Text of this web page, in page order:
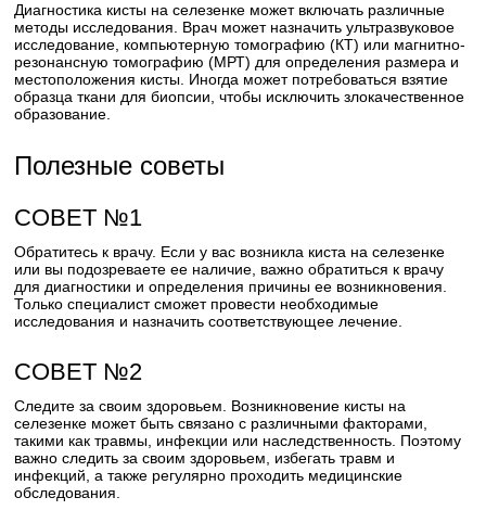
Диагностика кисты на селезенке может включать различные
методы исследования. Врач может назначить ультразвуковое
исследование, компьютерную томографию (КТ) или магнитно-
резонансную томографию (МРТ) для определения размера и
местоположения кисты. Иногда может потребоваться взятие
образца ткани для биопсии, чтобы исключить злокачественное
образование.
Полезные советы
СОВЕТ №1
Обратитесь к врачу. Если у вас возникла киста на селезенке
или вы подозреваете ее наличие, важно обратиться к врачу
для диагностики и определения причины ее возникновения.
Только специалист сможет провести необходимые
исследования и назначить соответствующее лечение.
СОВЕТ №2
Следите за своим здоровьем. Возникновение кисты на
селезенке может быть связано с различными факторами,
такими как травмы, инфекции или наследственность. Поэтому
важно следить за своим здоровьем, избегать травм и
инфекций, а также регулярно проходить медицинские
обследования.